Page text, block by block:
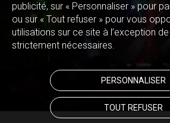
publicité, sur « Personnaliser » pour
ou sur « Tout refuser » pour vous
utilisations sur ce site à l’exception
strictement nécessaires.
PERSONNALISER
TOUT REFUSER